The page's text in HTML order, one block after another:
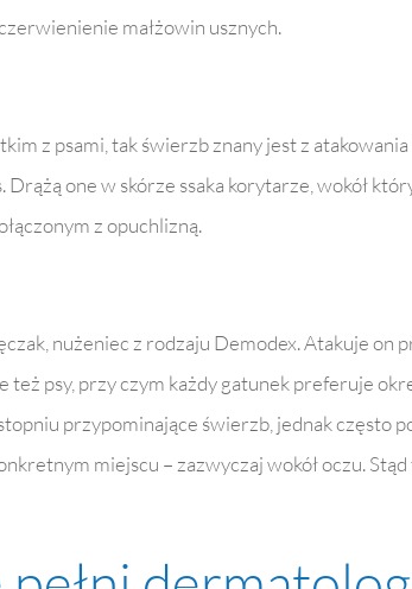
małżowin usznych.
z psami, tak świerzb znany jest z
one w skórze ssaka korytarze, wokół
z opuchlizną.
nużeniec z rodzaju Demodex. Atakuje on
też psy, przy czym każdy gatunek preferuje
przypominające świerzb, jednak często
miejscu – zazwyczaj wokół oczu.